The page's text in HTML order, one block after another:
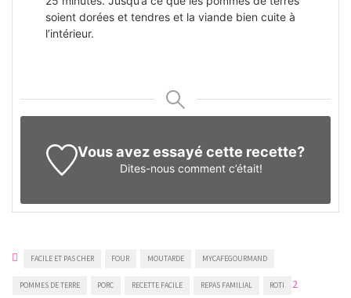
soient dorées et tendres et la viande bien cuite à
l’intérieur.
Vous avez essayé cette recette?
Dites-nous comment c’était!
FACILE ET PAS CHER FOUR MOUTARDE MYCAFEGOURMAND
POMMES DE TERRE PORC RECETTE FACILE REPAS FAMILIAL ROTI
2